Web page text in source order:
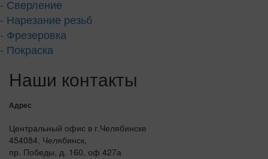
- Сверление
- Нарезание резьб
- Фрезеровка
- Покраска
Наши контакты
Адрес
Центральный офис в г.Челябинске
454084, Челябинск,
пр. Победы, д. 160, оф 427а